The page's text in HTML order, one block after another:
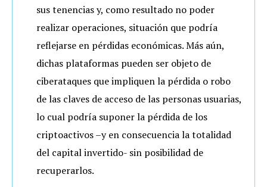
sus tenencias y, como resultado no poder
realizar operaciones, situación que podría
reflejarse en pérdidas económicas. Más aún,
dichas plataformas pueden ser objeto de
ciberataques que impliquen la pérdida o robo
de las claves de acceso de las personas usuarias,
lo cual podría suponer la pérdida de los
criptoactivos –y en consecuencia la totalidad
del capital invertido- sin posibilidad de
recuperarlos.